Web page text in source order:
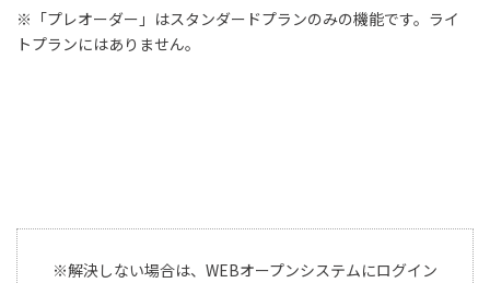
※「プレオーダー」はスタンダードプランのみの機能です。ライ
トプランにはありません。
※解決しない場合は、WEBオープンシステムにログイン